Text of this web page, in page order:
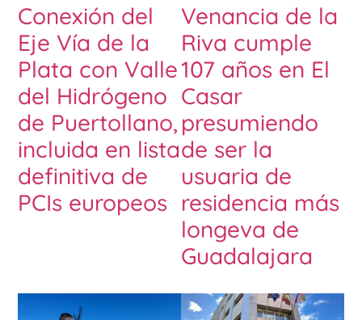
Conexión del
Eje Vía de la
Plata con Valle
del Hidrógeno
de Puertollano,
incluida en lista
definitiva de
PCIs europeos
Venancia de la
Riva cumple
107 años en El
Casar
presumiendo
de ser la
usuaria de
residencia más
longeva de
Guadalajara